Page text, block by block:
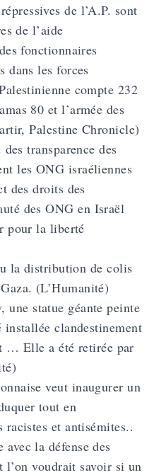
de l’A.P. sont
de l’aide
fonctionnaires
dans les forces
compte 232
80 et l’armée des
Palestine Chronicle)
transparence des
les ONG israéliennes
des droits des
des ONG en Israël
pour la liberté
la distribution de colis
(L’Humanité)
une statue géante peinte
installée clandestinement
… Elle a été retirée par
veut inaugurer un
tout en
et antisémites..
avec la défense des
l’on voudrait savoir si un